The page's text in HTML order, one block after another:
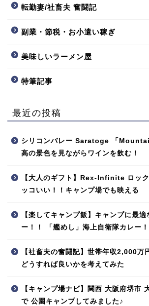
転勤妻/社畜夫 奮闘記
副業・節税・お小遣い稼ぎ
美味しいラーメン屋
特筆記事
最近の投稿
シリコンバレー Saratoge 「
高の景色を見ながらワインを飲む！
【大人のギフト】Rex-Infinite ロッ
ッコいい！！キャンプ場でも映える
【楽してキャンプ飯】キャンプに最
ー！！ 「艦めし」海上自衛隊カレー！
【社畜夫の奮闘記】世帯年収2,000万
どうすれば良いかを考えてみた
【キャンプ場ナビ】関西 大阪府堺市
で 公園キャンプしてみました♪